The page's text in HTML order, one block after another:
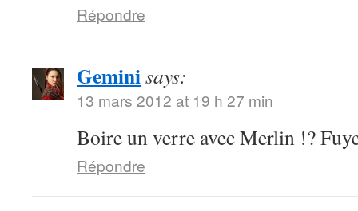
Répondre
Geminisays:
13 mars 2012 at 19 h 27 min
Boire un verre avec Merlin !?
Répondre